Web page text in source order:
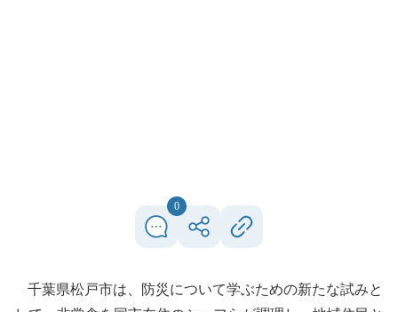
0
千葉県松戸市は、防災について学ぶための新たな試みと